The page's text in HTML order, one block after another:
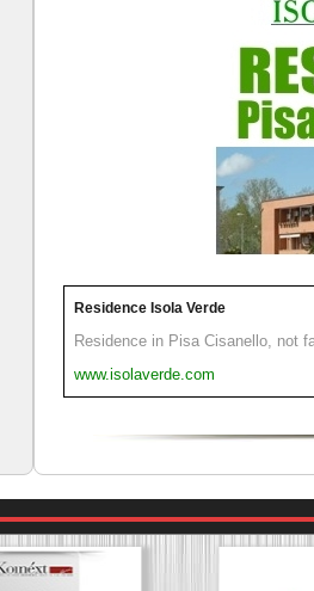
Residence Isola Verde
Residence in Pisa Cisanello, not
www.isolaverde.com